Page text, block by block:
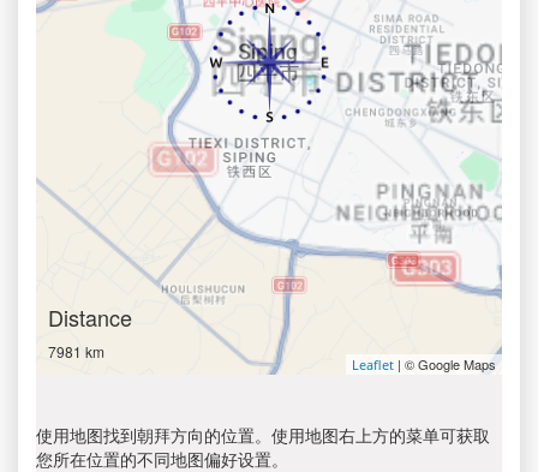
Distance
7981 km
Leaflet | © Google Maps
使用地图找到朝拜方向的位置。使用地图右上方的菜单可获取
您所在位置的不同地图偏好设置。